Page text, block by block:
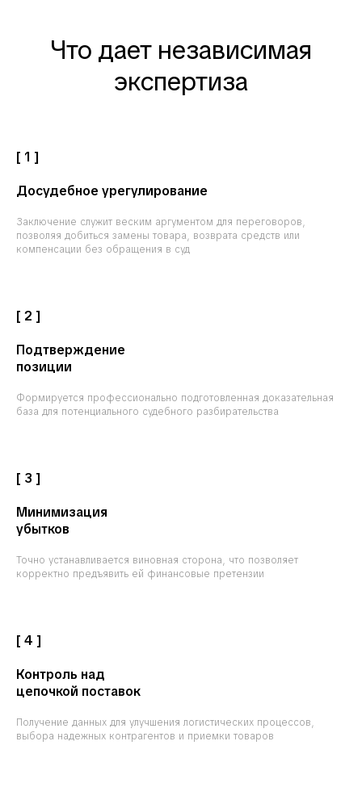
Что дает независимая
экспертиза
[ 1 ]
Досудебное урегулирование
Заключение служит веским аргументом для переговоров,
позволяя добиться замены товара, возврата средств или
компенсации без обращения в суд
[ 2 ]
Подтверждение
позиции
Формируется профессионально подготовленная доказательная
база для потенциального судебного разбирательства
[ 3 ]
Минимизация
убытков
Точно устанавливается виновная сторона, что позволяет
корректно предъявить ей финансовые претензии
[ 4 ]
Контроль над
цепочкой поставок
Получение данных для улучшения логистических процессов,
выбора надежных контрагентов и приемки товаров